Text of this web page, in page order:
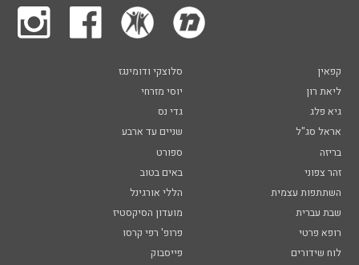
קפאין
סלוצקי ודומינגז
ליאת רון
יוסי מזרחי
גיא פלג
גדי נס
אראל סג"ל
שניים עד ארבע
בריזה
ספורט
זהר צפוני
באים בטוב
השתתפות עצמית
הללי אורגינל
שבת עברית
מועדון הסיקסטיז
רופא פרטי
פרופ' רפי קרסו
לוח שידורים
פייסבוק